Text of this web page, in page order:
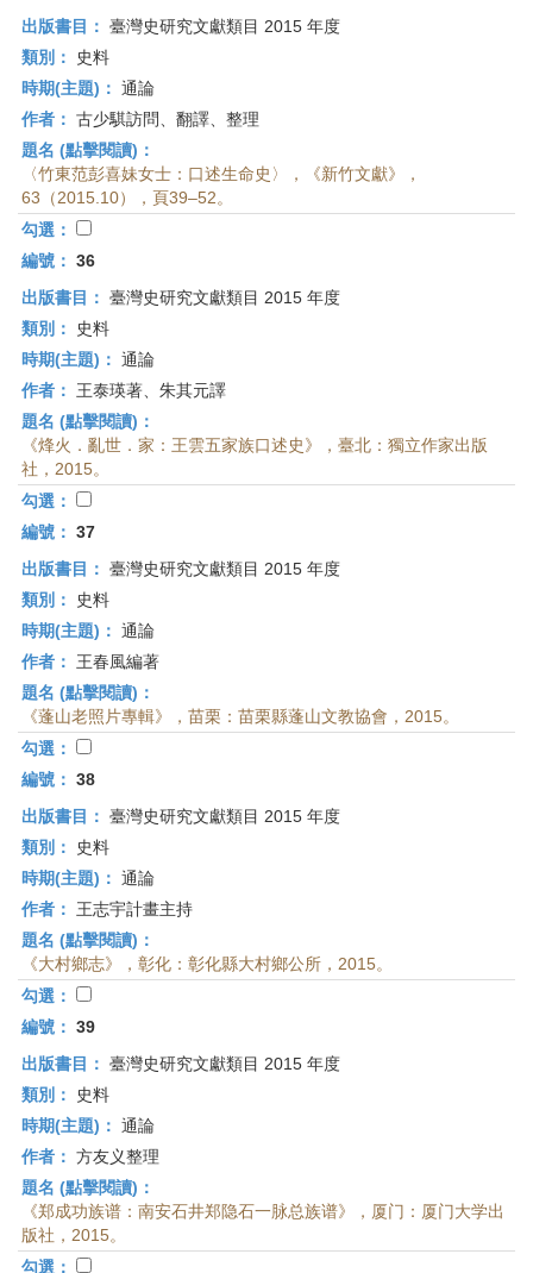
出版書目： 臺灣史研究文獻類目 2015 年度
類別：
史料
時期(主題)： 通論
作者： 古少騏訪問、翻譯、整理
題名 (點擊閱讀)：
〈竹東范彭喜妹女士：口述生命史〉，《新竹文獻》，
63（2015.10），頁39–52。
勾選：
編號： 36
出版書目： 臺灣史研究文獻類目 2015 年度
類別：
史料
時期(主題)： 通論
作者：
王泰瑛著、朱其元譯
題名 (點擊閱讀)：
《烽火．亂世．家：王雲五家族口述史》，臺北：獨立作家出版
社，2015。
勾選：
編號： 37
出版書目： 臺灣史研究文獻類目 2015 年度
類別：
史料
時期(主題)： 通論
作者：
王春風編著
題名 (點擊閱讀)：
《蓬山老照片專輯》，苗栗：苗栗縣蓬山文教協會，2015。
勾選：
編號： 38
出版書目： 臺灣史研究文獻類目 2015 年度
類別：
史料
時期(主題)： 通論
作者：
王志宇計畫主持
題名 (點擊閱讀)：
《大村鄉志》，彰化：彰化縣大村鄉公所，2015。
勾選：
編號： 39
出版書目： 臺灣史研究文獻類目 2015 年度
類別：
史料
時期(主題)： 通論
作者： 方友义整理
題名 (點擊閱讀)：
《郑成功族谱：南安石井郑隐石一脉总族谱》，厦门：厦门大学出
版社，2015。
勾選：